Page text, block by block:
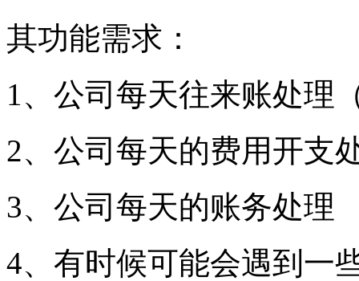
其功能需求：
1、公司每天往来账处理
2、公司每天的费用开支
3、公司每天的账务处理
4、有时候可能会遇到一